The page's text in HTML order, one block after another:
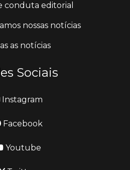
conduta editorial
nossas notícias
as notícias
Sociais
Instagram
Facebook
Youtube